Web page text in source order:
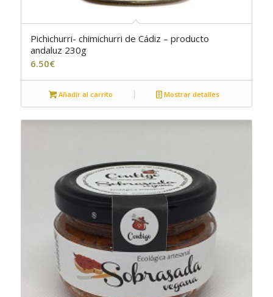
4.50
Pichichurri- chimichurri de Cádiz – producto
andaluz 230g
6.50€
Añadir al carrito Mostrar detalles